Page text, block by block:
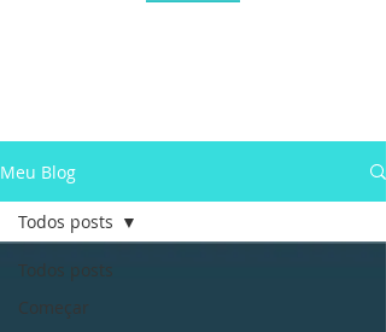
Meu Blog
Todos posts
Começar
Todos posts